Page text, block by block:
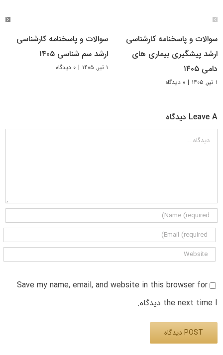
سوالات و پاسخنامه کارشناسی
ارشد پیشگیری بیماری های
دامی ۱۴۰۵
۱ تیر, ۱۴۰۵ | ۰ دیدگاه
سوالات و پاسخنامه کارشناسی
ارشد سم شناسی ۱۴۰۵
۱ تیر, ۱۴۰۵ | ۰ دیدگاه
Leave A دیدگاه
دیدگاه
Save my name, email, and website in this browser for
the next time I دیدگاه.